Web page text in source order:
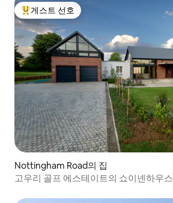
상위 게스트 선호
게스트 선호
Nottingham Road의 집
고우리 골프 에스테이트의 쇼이넨하우스